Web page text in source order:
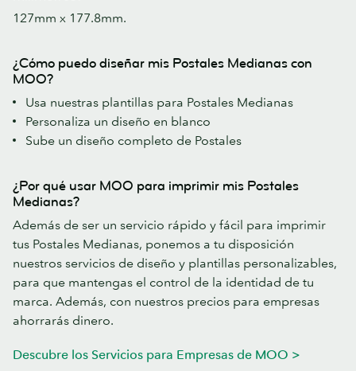
127mm x 177.8mm.
¿Cómo puedo diseñar mis Postales Medianas con
MOO?
Usa nuestras plantillas para Postales Medianas
Personaliza un diseño en blanco
Sube un diseño completo de Postales
¿Por qué usar MOO para imprimir mis Postales
Medianas?
Además de ser un servicio rápido y fácil para imprimir
tus Postales Medianas, ponemos a tu disposición
nuestros servicios de diseño y plantillas personalizables,
para que mantengas el control de la identidad de tu
marca. Además, con nuestros precios para empresas
ahorrarás dinero.
Descubre los Servicios para Empresas de MOO >